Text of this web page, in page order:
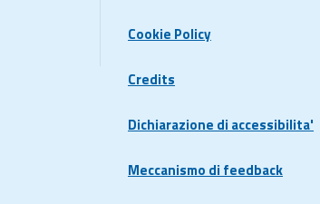
Cookie Policy
Credits
Dichiarazione di accessibilita'
Meccanismo di feedback